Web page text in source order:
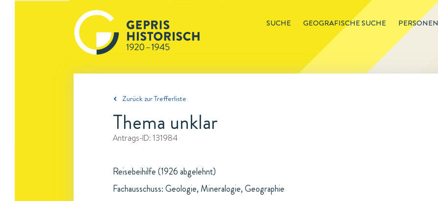
SUCHE GEOGRAFISCHE SUCHE PERSONEN
Zurück zur Trefferliste
Thema unklar
Antrags-ID: 131984
Reisebeihilfe (1926 abgelehnt)
Fachausschuss: Geologie, Mineralogie, Geographie